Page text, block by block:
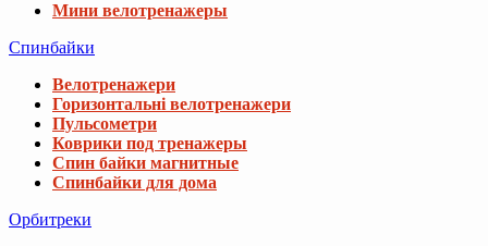
Мини велотренажеры
Спинбайки
Велотренажери
Горизонтальні велотренажери
Пульсометри
Коврики под тренажеры
Спин байки магнитные
Спинбайки для дома
Орбитреки